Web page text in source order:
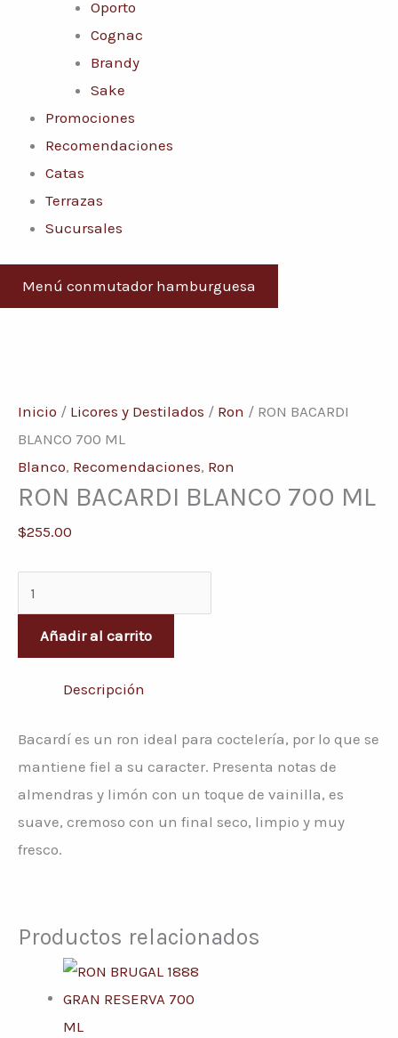
Oporto
Cognac
Brandy
Sake
Promociones
Recomendaciones
Catas
Terrazas
Sucursales
Menú conmutador hamburguesa
Inicio / Licores y Destilados / Ron / RON BACARDI
BLANCO 700 ML
Blanco, Recomendaciones, Ron
RON BACARDI BLANCO 700 ML
$255.00
BACARDI
BLANCO
700
ML
Añadir al carrito
Descripción
Bacardí es un ron ideal para coctelería, por lo que se
mantiene fiel a su caracter. Presenta notas de
almendras y limón con un toque de vainilla, es
suave, cremoso con un final seco, limpio y muy
fresco.
Productos relacionados